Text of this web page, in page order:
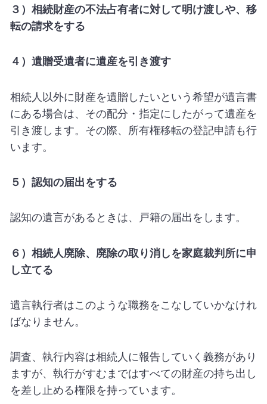
３）相続財産の不法占有者に対して明け渡しや、移
転の請求をする
４）遺贈受遺者に遺産を引き渡す
相続人以外に財産を遺贈したいという希望が遺言書
にある場合は、その配分・指定にしたがって遺産を
引き渡します。その際、所有権移転の登記申請も行
います。
５）認知の届出をする
認知の遺言があるときは、戸籍の届出をします。
６）相続人廃除、廃除の取り消しを家庭裁判所に申
し立てる
遺言執行者はこのような職務をこなしていかなけれ
ばなりません。
調査、執行内容は相続人に報告していく義務があり
ますが、執行がすむまではすべての財産の持ち出し
を差し止める権限を持っています。